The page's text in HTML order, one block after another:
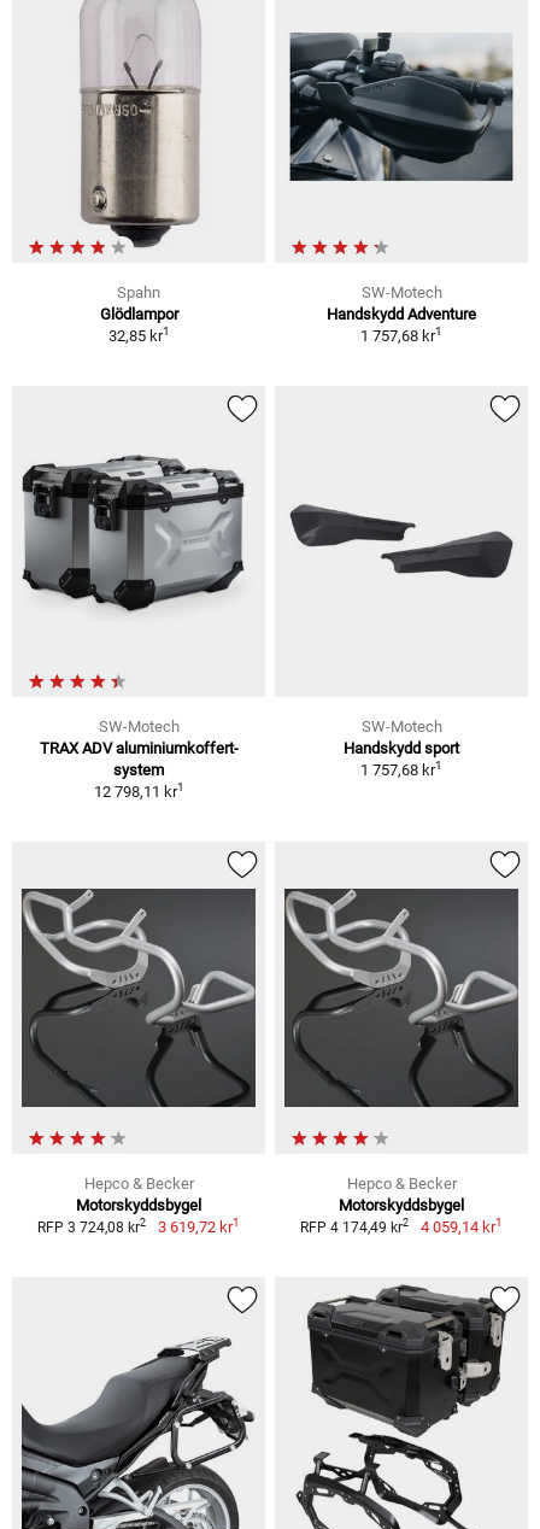
Spahn
Glödlampor
32,85 kr1
SW-Motech
Handskydd Adventure
1 757,68 kr1
SW-Motech
TRAX ADV aluminiumkoffert-
system
12 798,11 kr1
SW-Motech
Handskydd sport
1 757,68 kr1
Hepco & Becker
Motorskyddsbygel
RFP 3 724,08 kr2 3 619,72 kr1
Hepco & Becker
Motorskyddsbygel
RFP 4 174,49 kr2 4 059,14 kr1